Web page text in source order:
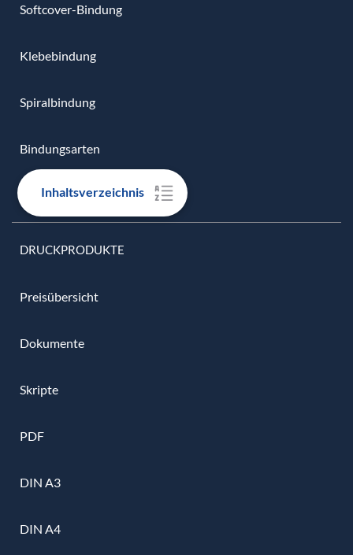
Inhaltsverzeichnis
Softcover-Bindung
Klebebindung
Spiralbindung
Bindungsarten
Plagiatsprüfung
DRUCKPRODUKTE
Preisübersicht
Dokumente
Skripte
PDF
DIN A3
DIN A4